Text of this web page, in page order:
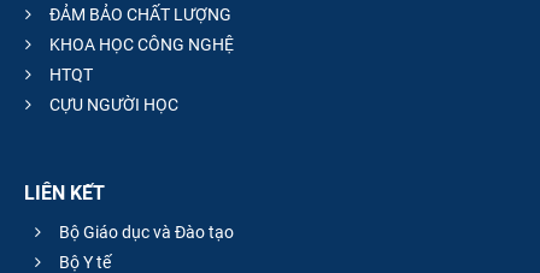
ĐẢM BẢO CHẤT LƯỢNG
KHOA HỌC CÔNG NGHỆ
HTQT
CỰU NGƯỜI HỌC
LIÊN KẾT
Bộ Giáo dục và Đào tạo
Bộ Y tế